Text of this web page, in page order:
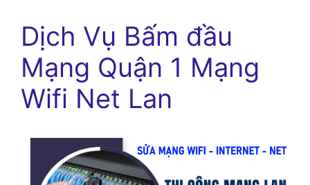
Dịch Vụ Bấm đầu
Mạng Quận 1 Mạng
Wifi Net Lan